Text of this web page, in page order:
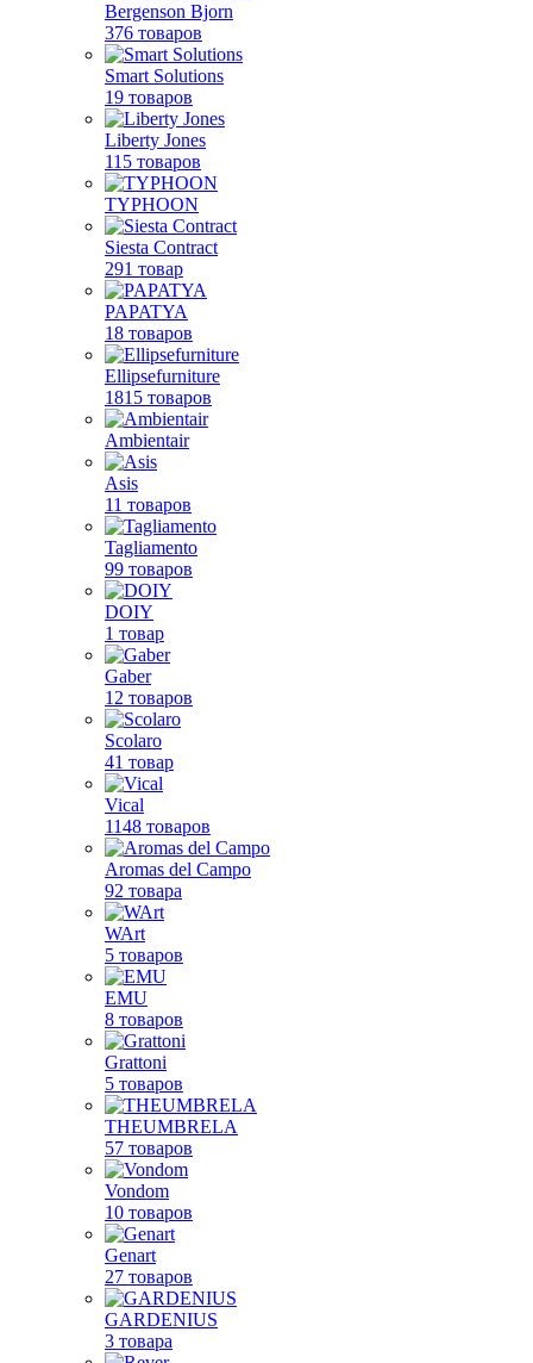
Bergenson Bjorn
376 товаров
Smart Solutions
19 товаров
Liberty Jones
115 товаров
TYPHOON
Siesta Contract
291 товар
PAPATYA
18 товаров
Ellipsefurniture
1815 товаров
Ambientair
Asis
11 товаров
Tagliamento
99 товаров
DOIY
1 товар
Gaber
12 товаров
Scolaro
41 товар
Vical
1148 товаров
Aromas del Campo
92 товара
WArt
5 товаров
EMU
8 товаров
Grattoni
5 товаров
THEUMBRELA
57 товаров
Vondom
10 товаров
Genart
27 товаров
GARDENIUS
3 товара